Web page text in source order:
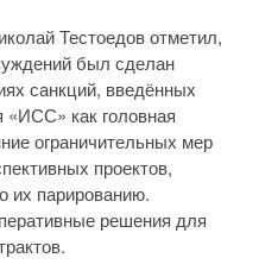
Тестоедов отметил,
был сделан
санкций, введённых
«ИСС» как головная
ограничительных мер
проектов,
их парированию.
решения для